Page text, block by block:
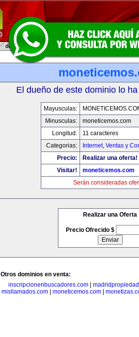
El dueño de este dominio lo
Mayusculas:
Minusculas:
moneticemos.com
Longitud:
11 caracteres
Categorias:
Internet, Ventas y
Precio:
Realizar una oferta!
Visitar!
moneticemos.com
Serán consideradas
Realizar una Oferta
Precio Ofrecido $
Otros dominios en venta:
inscripcionenbuscadores.com|
misllamados.com| moneticemos.com|